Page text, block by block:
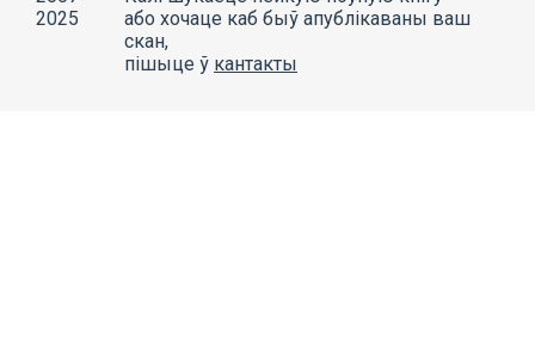
2025
або хочаце каб быў апублікаваны ваш
скан,
пішыце ў кантакты